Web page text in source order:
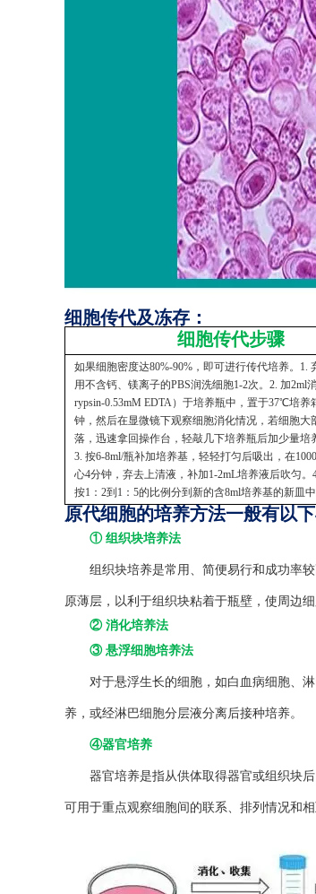
细胞传代及冻存：
细胞传代步骤
如果细胞密度达80%-90%，即可进行传代培养。1.
用不含钙、镁离子的PBS润洗细胞1-2次。2. 加2ml
rypsin-0.53mM EDTA）于培养瓶中，置于37℃培养
钟，然后在显微镜下观察细胞消化情况，若细胞大
落，迅速拿回操作台，轻敲几下培养瓶后加少量培
3. 按6-8ml/瓶补加培养基，轻轻打匀后吸出，在
心4分钟，弃去上清液，补加1-2mL培养液后吹匀。
按1：2到1：5的比例分到新的含8ml培养基的新皿中
原代细胞的培养方法一般有以下
① 组织块培养法
组织块培养是常用、简便易行和成功率较
原薄层，以利于组织块粘着于瓶壁，使周边细
② 消化培养法
③ 悬浮细胞培养法
对于悬浮生长的细胞，如白血病细胞、淋
养，或经淋巴细胞分层液分离后接种培养。
④器官培养
器官培养是指从供体取得器官或组织块后
可用于重点观察细胞间的联系、排列情况和